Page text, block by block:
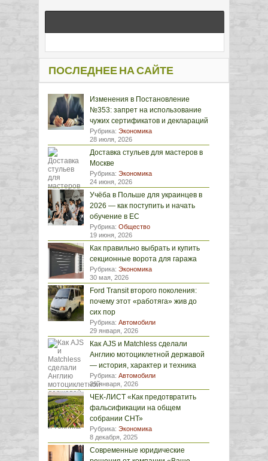
ПОСЛЕДНЕЕ НА САЙТЕ
Изменения в Постановление
№353: запрет на использование
чужих сертификатов и деклараций
Рубрика: Экономика
28 июля, 2026
Доставка стульев для мастеров в
Москве
Рубрика: Экономика
24 июня, 2026
Учёба в Польше для украинцев в
2026 — как поступить и начать
обучение в ЕС
Рубрика: Общество
19 июня, 2026
Как правильно выбрать и купить
секционные ворота для гаража
Рубрика: Экономика
30 мая, 2026
Ford Transit второго поколения:
почему этот «работяга» жив до
сих пор
Рубрика: Автомобили
29 января, 2026
Как AJS и Matchless сделали
Англию мотоциклетной державой
— история, характер и техника
Рубрика: Автомобили
29 января, 2026
ЧЕК-ЛИСТ «Как предотвратить
фальсификации на общем
собрании СНТ»
Рубрика: Экономика
8 декабря, 2025
Современные юридические